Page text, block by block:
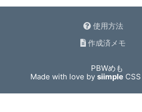
使用方法
作成済メモ
PBWめも
Made with love bysiimple